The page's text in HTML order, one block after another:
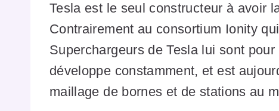
Tesla est le seul constructeur à avoir
Contrairement au consortium Ionity
Superchargeurs de Tesla lui sont
développe constamment, et est
maillage de bornes et de stations au